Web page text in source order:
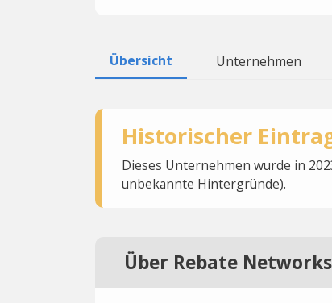
Übersicht Unternehmen
Historischer
Dieses Unternehmen wurde in
unbekannte Hintergründe).
Über Rebate Networks